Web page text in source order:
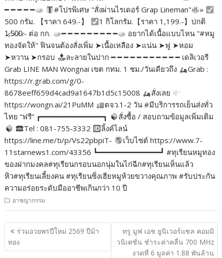
━ ━ ━ ━ ━
#โปรพิเศษ "สั่งผ่านไรเดอร์ Grap Lineman"
»
500 กรัม. 【ราคา 649.-】
1 กิโลกรัม.【ราคา 1,199.-】ปกติ
1̷,5̷0̷0̷.- ต่อ กก.
━ ━ ━ ━ ━ ━ ━ ━ ━
อยากได้เนื้อแบบไหน "#หมู
ทองจัดให้" ฟินจนต้องสั่งเพิ่ม ➤เนื้อเหลือง ➤แน่น ➤ฟู ➤หอม
➤หวาน ➤กรอบ
ละลายในปาก ━ ━ ━ ━ ━ ━ ━ ━ ━ ━ ━ เดลิเวอรี
Grab LINE MAN Wongnai เขต กทม. 1 ชม./วันเดียวถึง
Grab :
https://r.grab.com/g/0-
8678eeff659d4cad9a1647b1d5c15008
สั่งเลย
https://wongn.ai/21PuMM
ตจว.1-2 วัน #มีบริการรถเย็นส่งทั่ว
ไทย “ฟรี” ┏━━━━━━━━━━━━━━┓
สั่งซื้อ / สอบถามข้อมูลเพิ่มเติม
Tel : 081-755-3332
ลิ้งค์ไลน์
https://line.me/ti/p/Vs22pbpiT-
เว็บไซต์ https://www.7-
11starnews1.com/43356 ┗━━━━━━━━━━━━━━┛ #ทุเรียนหมูทอง
ของฝากมงคล#ทุเรียนกรอบนอกนุ่มในไก่ฉีก#ทุเรียนเห็นแล้ว
หิว#ทุเรียนเลี้ยงคน #ทุเรียนซิ่งเฮียหมูห้วยขวางคุณภาพ #รับประกัน
ความอร่อยระดับมืออาชีพเกินกว่า 10 ปี
อาชญากรรม
แนะแนว
เรื่อง
ร่วมอวยพรปีใหม่ 2569 ปีม้า
ทอง
ทรู มูฟ เอช ยูนิเวอร์แซล คอมมิ
วนิเคชั่น ชำระค่าคลื่น 700 MHz
งวดที่ 6 มูลค่า 1.88 พันล้าน